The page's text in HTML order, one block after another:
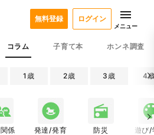
コラム 子育て本 ホンネ調査
無料登録 ログイン
メニュー
1歳 2歳 3歳 4
係 発達/発育 防災 遊び/